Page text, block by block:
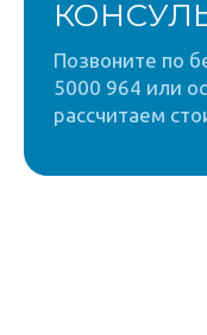
Позвоните по
5000 964 или
рассчитаем